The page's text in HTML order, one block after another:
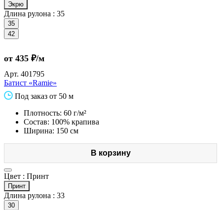
Экрю
Длина рулона : 35
35
42
от 435 ₽/м
Арт. 401795
Батист «Ramie»
Под заказ от 50 м
Плотность: 60 г/м²
Состав: 100% крапива
Ширина: 150 см
В корзину
Цвет : Принт
Принт
Длина рулона : 33
30